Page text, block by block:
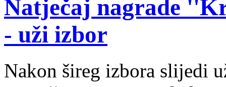
Natječaj nagrade
- uži izbor
Nakon šireg izbora slijedi